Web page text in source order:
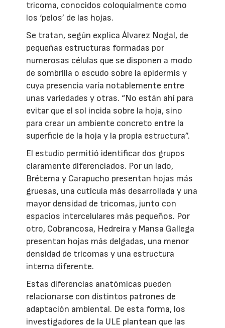
tricoma, conocidos coloquialmente como
los ‘pelos’ de las hojas.
Se tratan, según explica Álvarez Nogal, de
pequeñas estructuras formadas por
numerosas células que se disponen a modo
de sombrilla o escudo sobre la epidermis y
cuya presencia varía notablemente entre
unas variedades y otras. “No están ahí para
evitar que el sol incida sobre la hoja, sino
para crear un ambiente concreto entre la
superficie de la hoja y la propia estructura”.
El estudio permitió identificar dos grupos
claramente diferenciados. Por un lado,
Brétema y Carapucho presentan hojas más
gruesas, una cutícula más desarrollada y una
mayor densidad de tricomas, junto con
espacios intercelulares más pequeños. Por
otro, Cobrancosa, Hedreira y Mansa Gallega
presentan hojas más delgadas, una menor
densidad de tricomas y una estructura
interna diferente.
Estas diferencias anatómicas pueden
relacionarse con distintos patrones de
adaptación ambiental. De esta forma, los
investigadores de la ULE plantean que las